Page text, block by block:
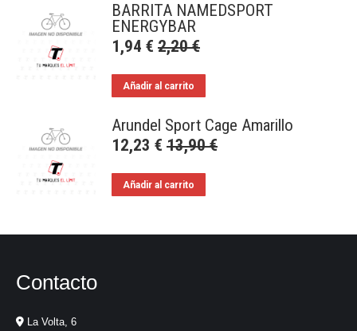
BARRITA NAMEDSPORT
ENERGYBAR
1,94 € 2,20€
Añadir al carrito
Arundel Sport Cage Amarillo
12,23 € 13,90€
Añadir al carrito
Contacto
La Volta, 6